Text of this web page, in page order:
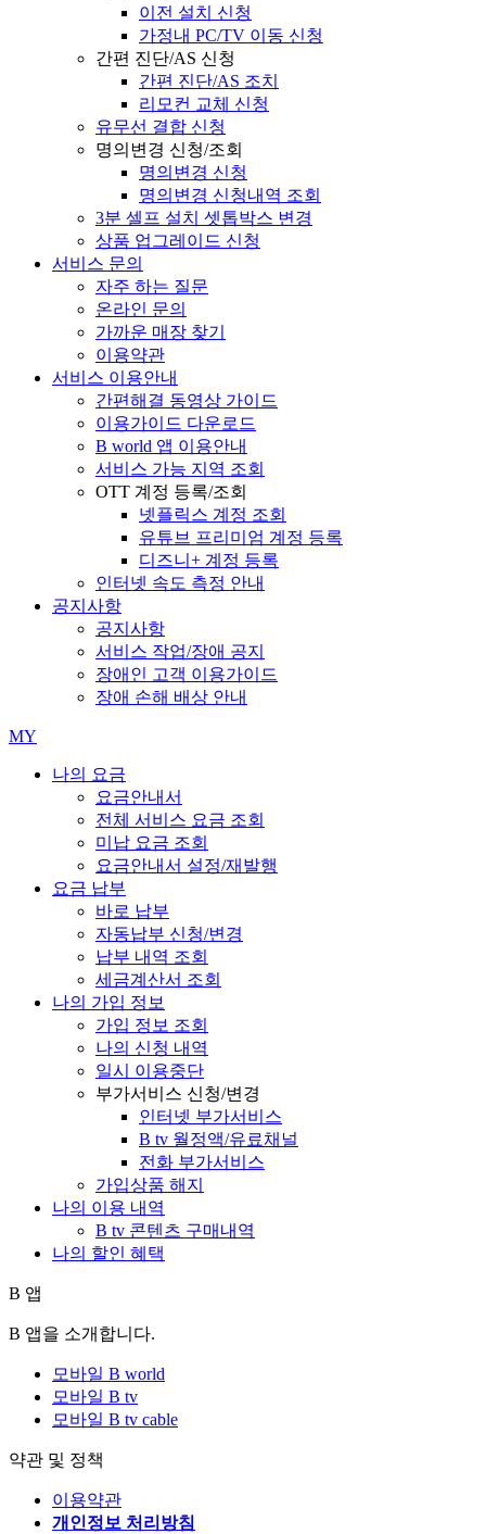
이전 설치 신청
가정내 PC/TV 이동 신청
간편 진단/AS 신청
간편 진단/AS 조치
리모컨 교체 신청
유무선 결합 신청
명의변경 신청/조회
명의변경 신청
명의변경 신청내역 조회
3분 셀프 설치 셋톱박스 변경
상품 업그레이드 신청
서비스 문의
자주 하는 질문
온라인 문의
가까운 매장 찾기
이용약관
서비스 이용안내
간편해결 동영상 가이드
이용가이드 다운로드
B world 앱 이용안내
서비스 가능 지역 조회
OTT 계정 등록/조회
넷플릭스 계정 조회
유튜브 프리미엄 계정 등록
디즈니+ 계정 등록
인터넷 속도 측정 안내
공지사항
공지사항
서비스 작업/장애 공지
장애인 고객 이용가이드
장애 손해 배상 안내
MY
나의 요금
요금안내서
전체 서비스 요금 조회
미납 요금 조회
요금안내서 설정/재발행
요금 납부
바로 납부
자동납부 신청/변경
납부 내역 조회
세금계산서 조회
나의 가입 정보
가입 정보 조회
나의 신청 내역
일시 이용중단
부가서비스 신청/변경
인터넷 부가서비스
B tv 월정액/유료채널
전화 부가서비스
가입상품 해지
나의 이용 내역
B tv 콘텐츠 구매내역
나의 할인 혜택
B 앱
B 앱을 소개합니다.
모바일 B world
모바일 B tv
모바일 B tv cable
약관 및 정책
이용약관
개인정보 처리방침